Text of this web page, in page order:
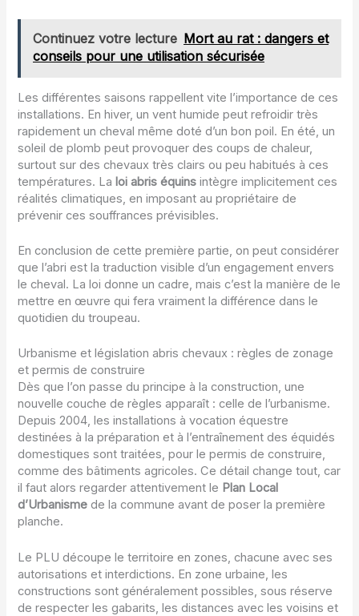
Continuez votre lecture Mort au rat : dangers et
conseils pour une utilisation sécurisée
Les différentes saisons rappellent vite l’importance de ces
installations. En hiver, un vent humide peut refroidir très
rapidement un cheval même doté d’un bon poil. En été, un
soleil de plomb peut provoquer des coups de chaleur,
surtout sur des chevaux très clairs ou peu habitués à ces
températures. La loi abris équins intègre implicitement ces
réalités climatiques, en imposant au propriétaire de
prévenir ces souffrances prévisibles.
En conclusion de cette première partie, on peut considérer
que l’abri est la traduction visible d’un engagement envers
le cheval. La loi donne un cadre, mais c’est la manière de le
mettre en œuvre qui fera vraiment la différence dans le
quotidien du troupeau.
Urbanisme et législation abris chevaux : règles de zonage
et permis de construire
Dès que l’on passe du principe à la construction, une
nouvelle couche de règles apparaît : celle de l’urbanisme.
Depuis 2004, les installations à vocation équestre
destinées à la préparation et à l’entraînement des équidés
domestiques sont traitées, pour le permis de construire,
comme des bâtiments agricoles. Ce détail change tout, car
il faut alors regarder attentivement le Plan Local
d’Urbanisme de la commune avant de poser la première
planche.
Le PLU découpe le territoire en zones, chacune avec ses
autorisations et interdictions. En zone urbaine, les
constructions sont généralement possibles, sous réserve
de respecter les gabarits, les distances avec les voisins et